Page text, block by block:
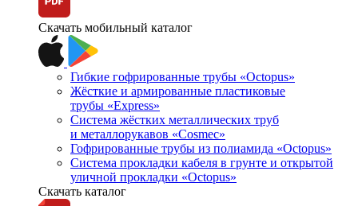
Скачать мобильный каталог
Гибкие гофрированные трубы «Octopus»
Жёсткие и армированные пластиковые
трубы «Express»
Система жёстких металлических труб
и металлорукавов «Cosmec»
Гофрированные трубы из полиамида «Octopus»
Система прокладки кабеля в грунте и открытой
уличной прокладки «Octopus»
Скачать каталог